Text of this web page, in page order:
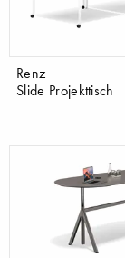
Renz
Slide Projekttisch